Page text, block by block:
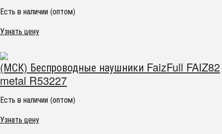
Есть в наличии (оптом)
Узнать цену
(МСК) Беспроводные наушники FaizFull FAIZ82
metal R53227
Есть в наличии (оптом)
Узнать цену